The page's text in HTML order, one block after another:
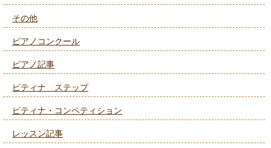
その他
ピアノコンクール
ピアノ記事
ピティナ ステップ
ピティナ・コンペティション
レッスン記事